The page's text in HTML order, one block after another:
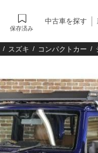
保存済み
中古車を探す
スズキ コンパクトカー